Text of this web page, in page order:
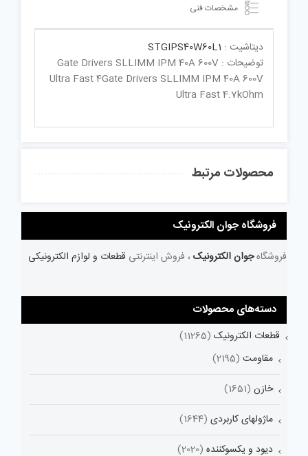
مشخصات فنی
دیتاشیت : STGIPS40W60L1
توضیحات : Gate Drivers SLLIMM IPM 40A 600V
Ultra Fast 4Gate Drivers SLLIMM IPM 40A 600V
Ultra Fast 4.7kOhm
محصولات مرتبط
فروشگاه جوان الکترونیک
فروشگاهجوان الکترونیک ، فروش اینترنتی قطعات و لوازم الکترونیکی
دسته‌های محصولات
قطعات الکترونیک (11265)
مقاومت (2195)
خازن (1651)
ماژولهای کاربردی (1644)
دیود و یکسوکننده (2020)